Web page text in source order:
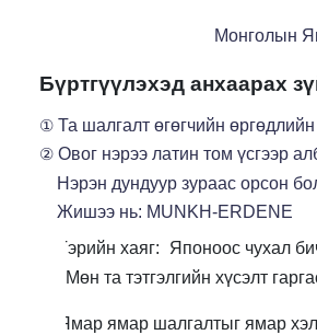
Монголын
Бүртгүүлэхэд анхаарах
① Та шалгалт өгөгчийн
② Овог нэрээ латин том үсгээр
Нэрэн дундуур зураас орсон
Жишээ нь: MUNKH-ERDENE
Гэрийн хаяг:
Японоос чухал
Мөн та тэтгэлгийн хүсэлт
Ямар ямар шалгалтыг ямар